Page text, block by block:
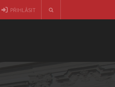
PŘIHLÁSIT